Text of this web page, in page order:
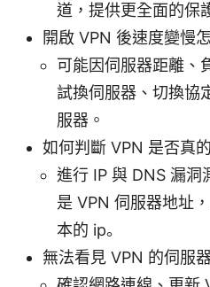
道，提供更全面的保
開啟 VPN 後速度變慢
可能因伺服器距離、
試換伺服器、切換協
服器。
如何判斷 VPN 是否真
進行 IP 與 DNS 漏洞
是 VPN 伺服器地址
本的 ip。
無法看見 VPN 的伺服